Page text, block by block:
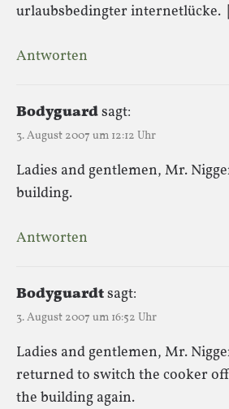
urlaubsbedingter
Antworten
Bodyguardsagt:
3. August 2007 um 12:12 Uhr
Ladies and gentlemen, Mr.
building.
Antworten
Bodyguardtsagt:
3. August 2007 um 16:52 Uhr
Ladies and gentlemen, Mr.
returned to switch the cooker
the building again.